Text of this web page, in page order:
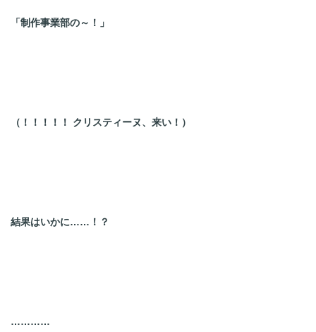
「制作事業部の～！」
（！！！！！ クリスティーヌ、来い！）
結果はいかに……！？
…………